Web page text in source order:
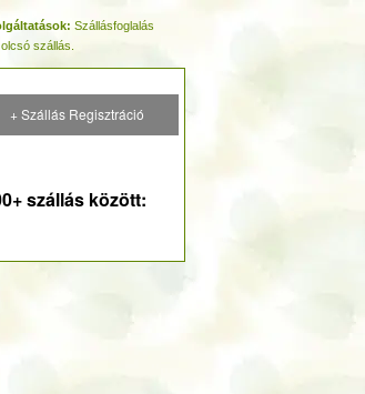
Szállásfoglalás
szállás.
+ Szállás Regisztráció
szállás között: